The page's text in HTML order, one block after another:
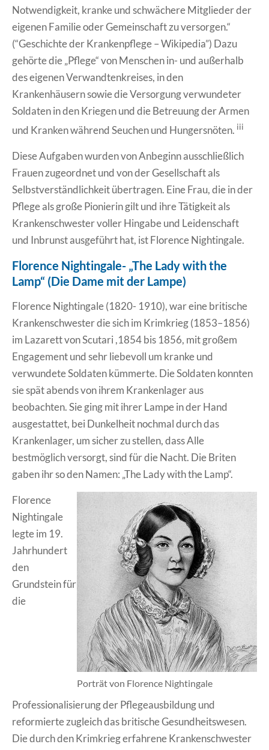
Notwendigkeit, kranke und schwächere Mitglieder der
eigenen Familie oder Gemeinschaft zu versorgen.“
(“Geschichte der Krankenpflege – Wikipedia”) Dazu
gehörte die „Pflege“ von Menschen in- und außerhalb
des eigenen Verwandtenkreises, in den
Krankenhäusern sowie die Versorgung verwundeter
Soldaten in den Kriegen und die Betreuung der Armen
und Kranken während Seuchen und Hungersnöten. iii
Diese Aufgaben wurden von Anbeginn ausschließlich
Frauen zugeordnet und von der Gesellschaft als
Selbstverständlichkeit übertragen. Eine Frau, die in der
Pflege als große Pionierin gilt und ihre Tätigkeit als
Krankenschwester voller Hingabe und Leidenschaft
und Inbrunst ausgeführt hat, ist Florence Nightingale.
Florence Nightingale- „The Lady with the
Lamp“ (Die Dame mit der Lampe)
Florence Nightingale (1820- 1910), war eine britische
Krankenschwester die sich im Krimkrieg (1853–1856)
im Lazarett von Scutari ,1854 bis 1856, mit großem
Engagement und sehr liebevoll um kranke und
verwundete Soldaten kümmerte. Die Soldaten konnten
sie spät abends von ihrem Krankenlager aus
beobachten. Sie ging mit ihrer Lampe in der Hand
ausgestattet, bei Dunkelheit nochmal durch das
Krankenlager, um sicher zu stellen, dass Alle
bestmöglich versorgt, sind für die Nacht. Die Briten
gaben ihr so den Namen: „The Lady with the Lamp“.
Porträt von Florence Nightingale
Florence
Nightingale
legte im 19.
Jahrhundert
den
Grundstein für
die
Professionalisierung der Pflegeausbildung und
reformierte zugleich das britische Gesundheitswesen.
Die durch den Krimkrieg erfahrene Krankenschwester